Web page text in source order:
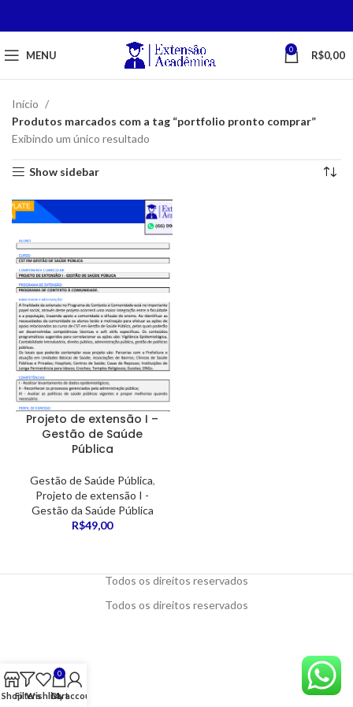
MENU 0 R$0,00
Início
Produtos marcados com a tag “portfolio pronto comprar”
Exibindo um único resultado
Show sidebar
Projeto de extensão I –
Gestão de Saúde
Pública
Gestão de Saúde Pública,
Projeto de extensão I -
Gestão da Saúde Pública
R$49,00
Todos os direitos reservados
Todos os direitos reservados
ShopFiltersWishlist
0
Cart
My account